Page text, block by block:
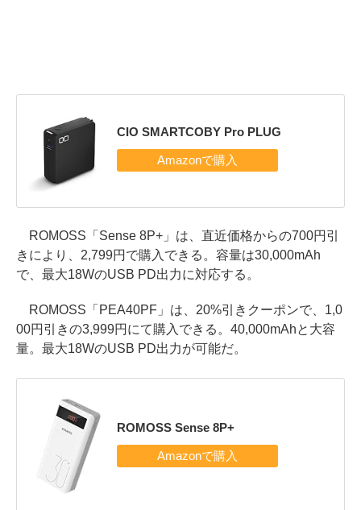
CIO SMARTCOBY Pro PLUG
ROMOSS「Sense 8P+」は、直近価格からの700円引
きにより、2,799円で購入できる。容量は30,000mAh
で、最大18WのUSB PD出力に対応する。
ROMOSS「PEA40PF」は、20%引きクーポンで、1,0
00円引きの3,999円にて購入できる。40,000mAhと大容
量。最大18WのUSB PD出力が可能だ。
ROMOSS Sense 8P+